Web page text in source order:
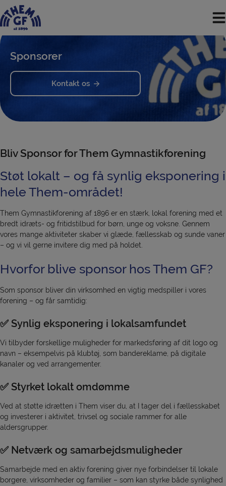
til
indholdet
Sponsorer
Kontakt os
Bliv Sponsor for Them Gymnastikforening
Støt lokalt – og få synlig eksponering i
hele Them-området!
Them Gymnastikforening af 1896 er en stærk, lokal forening med et
bredt idræts- og fritidstilbud for børn, unge og voksne. Gennem
vores mange aktiviteter skaber vi glæde, fællesskab og sunde vaner
– og vi vil gerne invitere dig med på holdet.
Hvorfor blive sponsor hos Them GF?
Som sponsor bliver din virksomhed en vigtig medspiller i vores
forening – og får samtidig:
✅ Synlig eksponering i lokalsamfundet
Vi tilbyder forskellige muligheder for markedsføring af dit logo og
navn – eksempelvis på klubtøj, som bandereklame, på digitale
kanaler og ved arrangementer.
✅ Styrket lokalt omdømme
Ved at støtte idrætten i Them viser du, at I tager del i fællesskabet
og investerer i aktivitet, trivsel og sociale rammer for alle
aldersgrupper.
✅ Netværk og samarbejdsmuligheder
Samarbejde med en aktiv forening giver nye forbindelser til lokale
borgere, virksomheder og familier – som kan styrke både synlighed